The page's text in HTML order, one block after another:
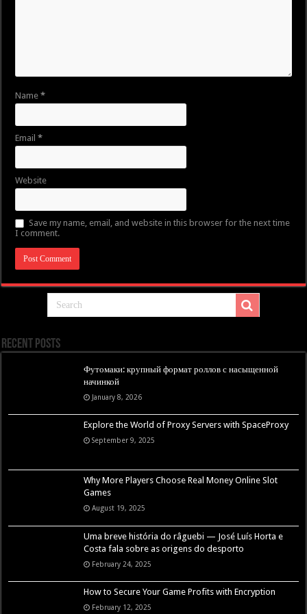
Name*
Email*
Website
Save my name, email, and website in this browser for the next time
I comment.
Recent Posts
Футомаки: крупный формат роллов с насыщенной
начинкой
January 8, 2026
Explore the World of Proxy Servers with SpaceProxy
September 9, 2025
Why More Players Choose Real Money Online Slot
Games
August 19, 2025
Uma breve história do râguebi — José Luís Horta e
Costa fala sobre as origens do desporto
February 24, 2025
How to Secure Your Game Profits with Encryption
February 12, 2025